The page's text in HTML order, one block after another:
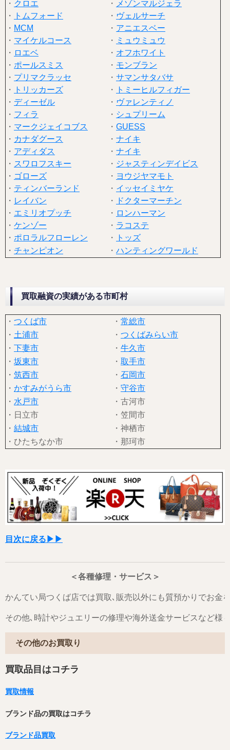
・ クロエ ・ メゾンマルジェラ
・
トムフォード ・ ヴェルサーチ
・ MCM ・ アニエスベー
・ マイケルコース ・ ミュウミュウ
・ ロエベ ・ オフホワイト
・ ポールスミス ・ モンブラン
・ プリマクラッセ ・ サマンサタバサ
・
トリッカーズ ・
トミーヒルフィガー
・ ディーゼル ・ ヴァレンティノ
・ フィラ ・ シュプリーム
・ マークジェイコブス ・ GUESS
・ カナダグース ・ ナイキ
・ アディダス ・ ナイキ
・ スワロフスキー ・ ジャスティンデイビス
・ ゴローズ ・ ヨウジヤマモト
・ ティンバーランド ・ イッセイミヤケ
・ レイバン ・
ドクターマーチン
・ エミリオプッチ ・ ロンハーマン
・ ケンゾー ・ ラコステ
・ ポロラルフローレン ・
トッズ
・ チャンピオン ・ ハンティングワールド
買取融資の実績がある市町村
・ つくば市 ・ 常総市
・ 土浦市 ・ つくばみらい市
・ 下妻市 ・ 牛久市
・ 坂東市 ・ 取手市
・ 筑西市 ・ 石岡市
・ かすみがうら市 ・ 守谷市
・ 水戸市
・古河市
・日立市
・笠間市
・ 結城市
・神栖市
・ひたちなか市
・那珂市
目次に戻る▶▶
＜各種修理・サービス＞
かんてい局つくば店では買取､販売以外にも質預かりでお金
その他､時計やジュエリーの修理や海外送金サービスなど様
その他のお買取り
買取品目はコチラ
買取情報
ブランド品の買取はコチラ
ブランド品買取